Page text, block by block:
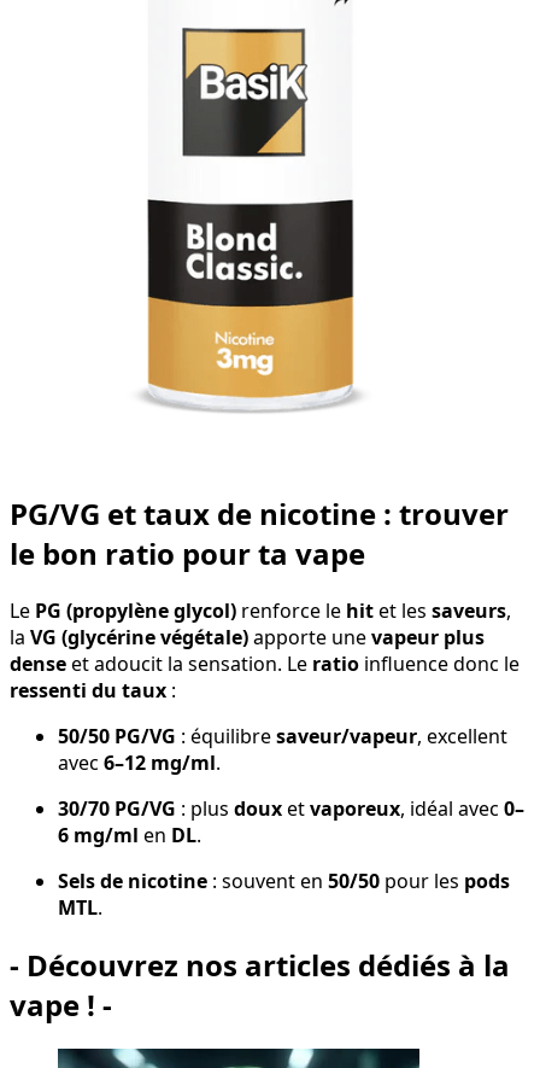
PG/VG et taux de nicotine : trouver
le bon ratio pour ta vape
Le PG (propylène glycol) renforce le hitet les saveurs,
la VG (glycérine végétale)apporte unevapeur plus
denseet adoucit la sensation. Le ratio influence donc le
ressenti du taux :
50/50 PG/VG : équilibresaveur/vapeur, excellent
avec 6–12 mg/ml.
30/70 PG/VG : plus douxetvaporeux, idéal avec 0–
6 mg/ml en DL.
Sels de nicotine : souvent en 50/50 pour les pods
MTL.
- Découvrez nos articles dédiés à la
vape ! -